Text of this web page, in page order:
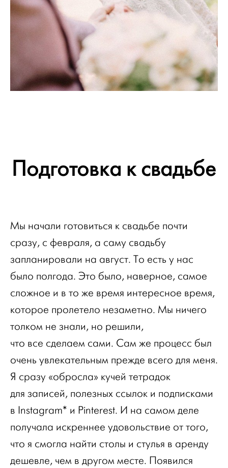
Подготовка к свадьбе
Мы начали готовиться к свадьбе почти
сразу, с февраля, а саму свадьбу
запланировали на август. То есть у нас
было полгода. Это было, наверное, самое
сложное и в то же время интересное время,
которое пролетело незаметно. Мы ничего
толком не знали, но решили,
что все сделаем сами. Сам же процесс был
очень увлекательным прежде всего для меня.
Я сразу «обросла» кучей тетрадок
для записей, полезных ссылок и подписками
в Instagram* и Pinterest. И на самом деле
получала искреннее удовольствие от того,
что я смогла найти столы и стулья в аренду
дешевле, чем в другом месте. Появился